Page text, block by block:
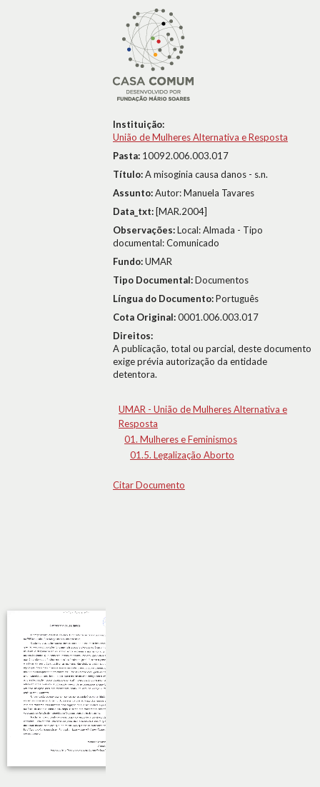
Instituição:
União de Mulheres Alternativa e Resposta
Pasta: 10092.006.003.017
Título:A misoginia causa danos - s.n.
Assunto:Autor: Manuela Tavares
Data_txt: [MAR.2004]
Observações:Local: Almada - Tipo
documental: Comunicado
Fundo:UMAR
Tipo Documental:Documentos
Língua do Documento:Português
Cota Original:0001.006.003.017
Direitos:
A publicação, total ou parcial, deste documento
exige prévia autorização da entidade
detentora.
UMAR - União de Mulheres Alternativa e
Resposta
01. Mulheres e Feminismos
01.5. Legalização Aborto
Citar Documento